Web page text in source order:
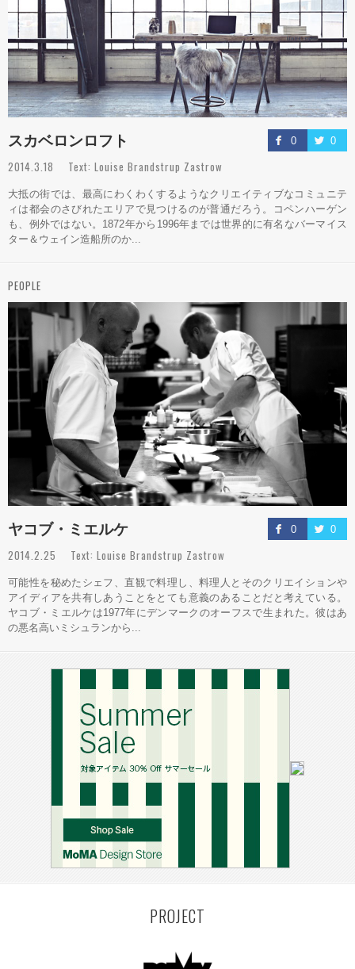
0 0
スカベロンロフト
2014.3.18 Text: Louise Brandstrup Zastrow
大抵の街では、最高にわくわくするようなクリエイティブなコミュニテ
ィは都会のさびれたエリアで見つけるのが普通だろう。コペンハーゲン
も、例外ではない。1872年から1996年までは世界的に有名なバーマイス
ター＆ウェイン造船所のか...
PEOPLE
0 0
ヤコブ・ミエルケ
2014.2.25 Text: Louise Brandstrup Zastrow
可能性を秘めたシェフ、直観で料理し、料理人とそのクリエイションや
アイディアを共有しあうことをとても意義のあることだと考えている。
ヤコブ・ミエルケは1977年にデンマークのオーフスで生まれた。彼はあ
の悪名高いミシュランから...
PROJECT